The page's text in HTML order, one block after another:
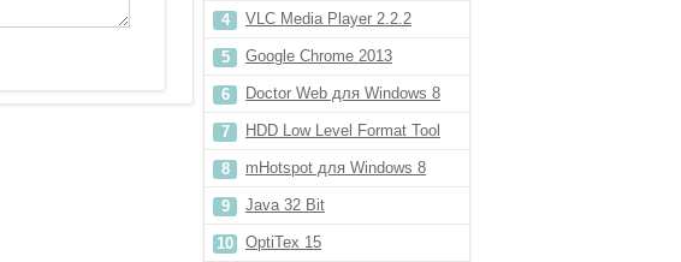
VLC Media Player 2.2.2
Google Chrome 2013
Doctor Web для Windows 8
HDD Low Level Format Tool
для Windows 7
mHotspot для Windows 8
Java 32 Bit
OptiTex 15